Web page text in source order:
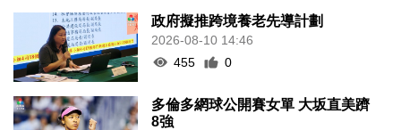
政府擬推跨境養老先導計劃
2026-08-10 14:46
455
0
多倫多網球公開賽女單 大坂直美躋
8強